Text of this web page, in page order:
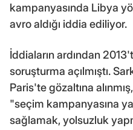
kampanyasında Libya
avro aldığı iddia ediliyor.
İddiaların ardından
soruşturma açılmıştı.
Paris'te gözaltına
"seçim kampanyasına
sağlamak, yolsuzluk